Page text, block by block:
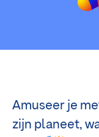
Amuseer je
zijn planeet,